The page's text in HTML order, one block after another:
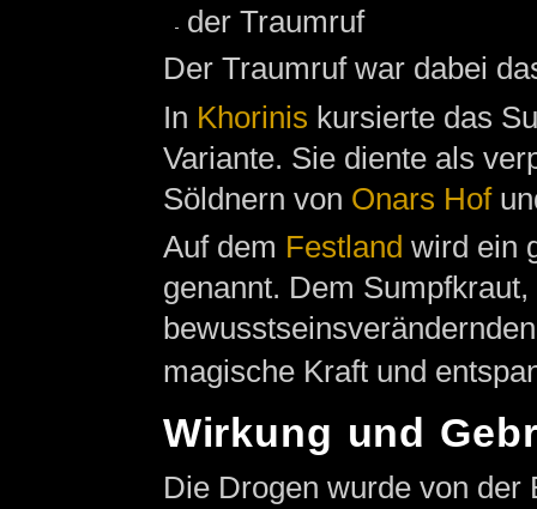
der Traumruf
Der Traumruf war dabei
In Khorinis kursierte das
Variante. Sie diente als
Söldnern von Onars Hof
Auf dem Festland wird ein
genannt. Dem
magische Kraft und
Wirkung und
Die Drogen wurde von der